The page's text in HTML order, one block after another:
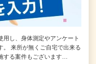
し、身体測定やアンケート
。 来所が無くご自宅で出来る
する案件もございます…